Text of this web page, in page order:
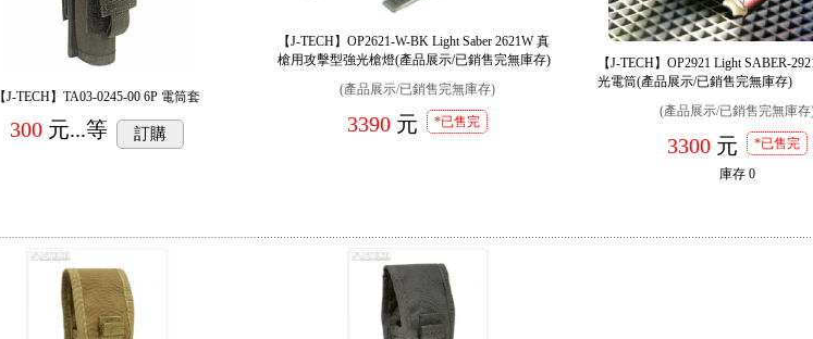
【J-TECH】TA03-0245-00 6P 電筒套
300 元...等 訂購
【J-TECH】OP2621-W-BK Light Saber 2621W 真
槍用攻擊型強光槍燈(產品展示/已銷售完無庫存)
(產品展示/已銷售完無庫存)
3390 元 *已售完
【J-TECH】OP2921 Light SABER-
光電筒(產品展示/已銷售完無庫存)
(產品展示/已銷售完無庫存
3300 元
*已售完
庫存 0